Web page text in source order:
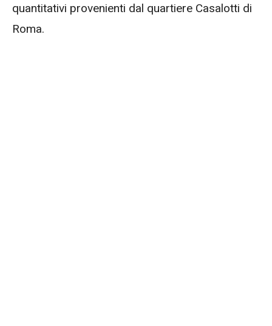
quantitativi provenienti dal quartiere Casalotti di
Roma.